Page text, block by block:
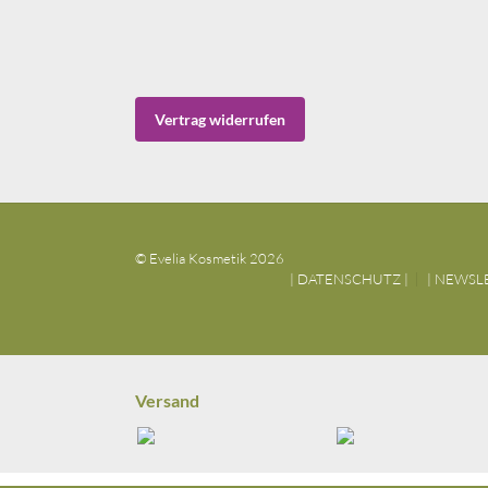
Vertrag widerrufen
© Evelia Kosmetik 2026
| DATENSCHUTZ |
|
Versand